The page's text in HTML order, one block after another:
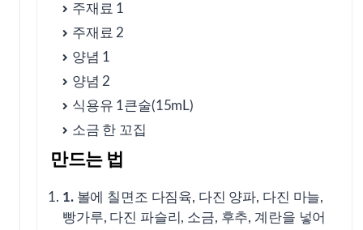
출처
주재료 1
주재료 2
양념 1
양념 2
식용유 1큰술(15mL)
소금 한 꼬집
만드는 법
1.볼에 칠면조 다짐육, 다진 양파, 다진 마늘,
빵가루, 다진 파슬리, 소금, 후추, 계란을 넣어